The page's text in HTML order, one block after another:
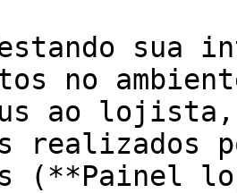
sua
no
ao
realizados
(**Painel